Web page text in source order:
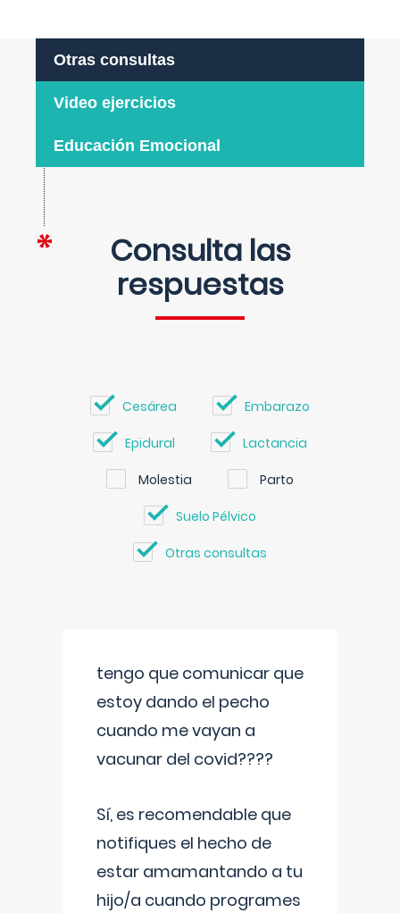
Otras consultas
Video ejercicios
Educación Emocional
Consulta las
respuestas
Cesárea Embarazo
Epidural Lactancia
Molestia Parto
Suelo Pélvico
Otras consultas
tengo que comunicar que
estoy dando el pecho
cuando me vayan a
vacunar del covid????
Sí, es recomendable que
notifiques el hecho de
estar amamantando a tu
hijo/a cuando programes